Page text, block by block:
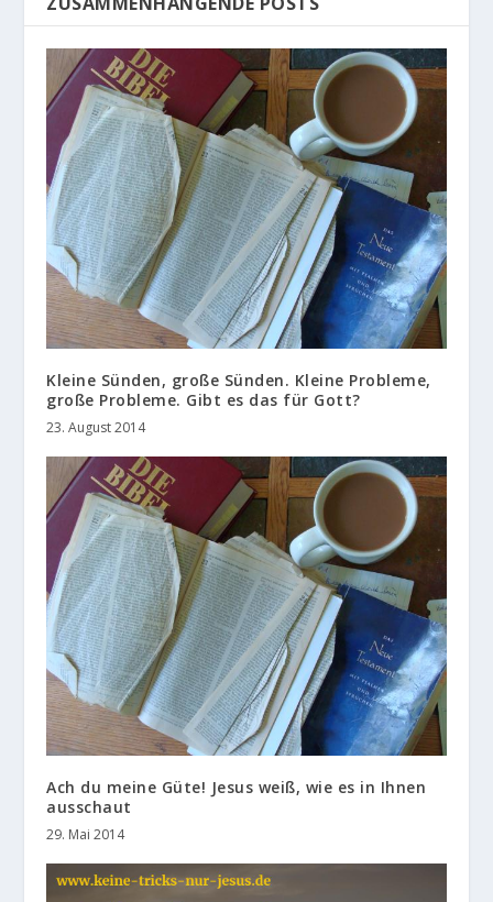
Kleine Sünden, große Sünden. Kleine Probleme,
große Probleme. Gibt es das für Gott?
23. August 2014
Ach du meine Güte! Jesus weiß, wie es in Ihnen
ausschaut
29. Mai 2014